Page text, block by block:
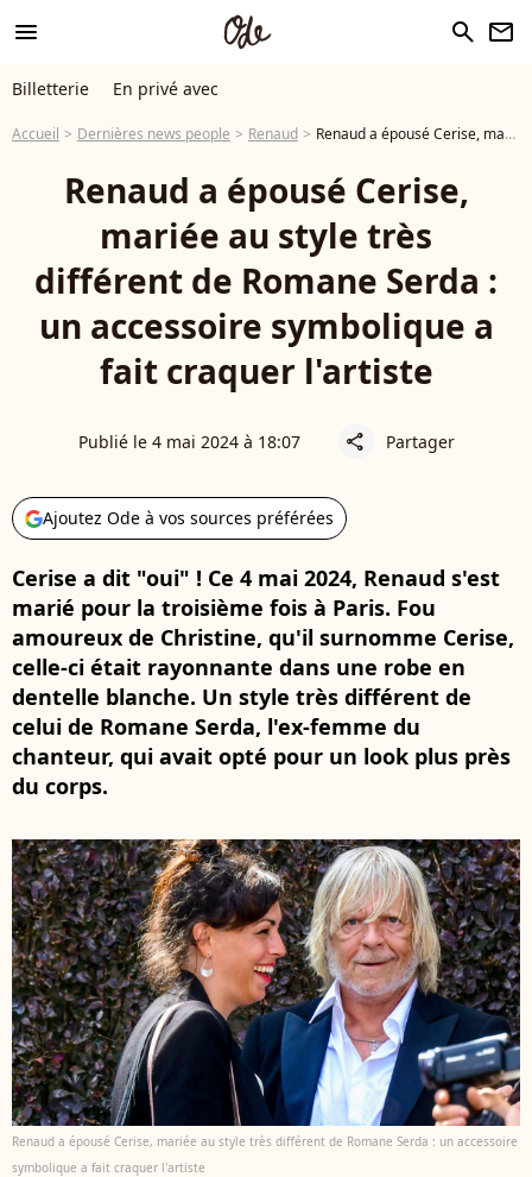
menu search newsletter
Billetterie En privé avec
Accueil Dernières news people Renaud Renaud a épousé Cerise, mariée au style très différent de Romane Serda : un accessoire symbolique a fait craquer l'artiste
Renaud a épousé Cerise,
mariée au style très
différent de Romane Serda :
un accessoire symbolique a
fait craquer l'artiste
Publié le 4 mai 2024 à 18:07 share Partager
Ajoutez Ode à vos sources préférées
Cerise a dit "oui" ! Ce 4 mai 2024, Renaud s'est
marié pour la troisième fois à Paris. Fou
amoureux de Christine, qu'il surnomme Cerise,
celle-ci était rayonnante dans une robe en
dentelle blanche. Un style très différent de
celui de Romane Serda, l'ex-femme du
chanteur, qui avait opté pour un look plus près
du corps.
Renaud a épousé Cerise, mariée au style très différent de Romane Serda : un accessoire
symbolique a fait craquer l'artiste